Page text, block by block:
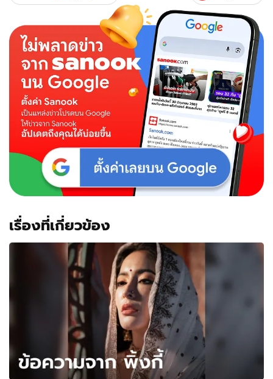
เรื่องที่เกี่ยวข้อง